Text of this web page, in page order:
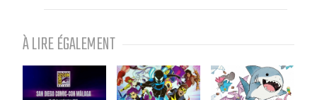
À LIRE ÉGALEMENT